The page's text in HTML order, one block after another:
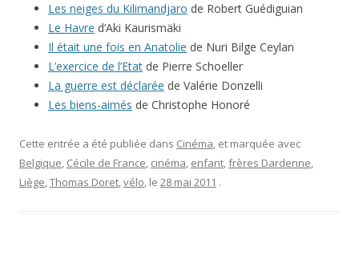
Les neiges du Kilimandjaro de Robert Guédiguian
Le Havre d’Aki Kaurismäki
Il était une fois en Anatolie de Nuri Bilge Ceylan
L’exercice de l’Etat de Pierre Schoeller
La guerre est déclarée de Valérie Donzelli
Les biens-aimés de Christophe Honoré
Cette entrée a été publiée dans Cinéma, et marquée avec
Belgique, Cécile de France, cinéma, enfant,frères Dardenne,
Liège,Thomas Doret,vélo, le 28 mai 2011 .